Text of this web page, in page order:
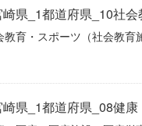
県_1都道府県_10社
教育・スポーツ（社会教
県_1都道府県_08健康